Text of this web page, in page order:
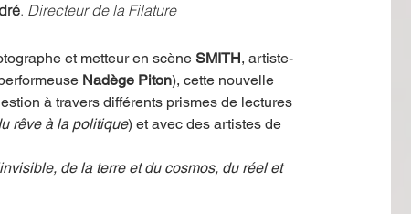
. Directeur de la Filature
et metteur en scène SMITH, artiste-
Nadège Piton), cette nouvelle
à travers différents prismes de lectures
rêve à la politique) et avec des artistes de
de la terre et du cosmos, du réel et